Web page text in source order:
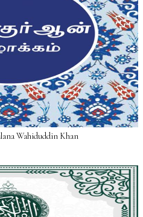
Wahiduddin Khan